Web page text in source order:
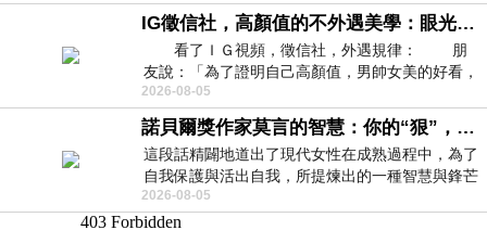
IG徵信社，高顏值的不外遇美學：眼光太高也是一種防禦，為了證明我長得好看，我決定一輩子不外遇！
看了ＩＧ視頻，徵信社，外遇規律： 朋
友說：「為了證明自己高顏值，男帥女美的好看，
且眼光高，我決定一輩子不外遇。」
2026-08-05
諾貝爾獎作家莫言的智慧：你的“狠”，才是最好的自我保護
這段話精闢地道出了現代女性在成熟過程中，為了
自我保護與活出自我，所提煉出的一種智慧與鋒芒
的平衡。 核心解讀與看法
2026-08-05